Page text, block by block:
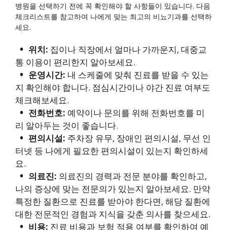
병원을 선택하기 전에 꼭 확인해야 할 사항들이 있습니다. 다음
체크리스트를 참고하여 나에게 맞는 최고의 비뇨기과를 선택하
세요.
위치: 집이나 직장에서 얼마나 가까운지, 대중교
통 이용이 편리한지 알아보세요.
운영시간: 내 스케줄에 맞춰 진료를 받을 수 있는
지 확인해야 합니다. 점심시간이나 야간 진료 여부도
체크해보세요.
전화번호: 예약이나 문의를 위해 전화번호를 미
리 알아두는 것이 좋습니다.
편의시설: 주차장 유무, 장애인 편의시설, 무선 인
터넷 등 나에게 필요한 편의시설이 있는지 확인하세
요.
의료진: 의료진의 경력과 전문 분야를 확인하고,
나의 증상에 맞는 전문의가 있는지 알아보세요. 만약
특정한 질환으로 진료를 받아야 한다면, 해당 질환에
대한 전문적인 경험과 지식을 갖춘 의사를 찾으세요.
비용: 진료 비용과 보험 적용 여부를 확인하여 예